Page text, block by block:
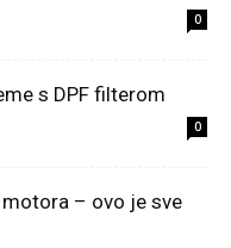
0
s DPF filterom
0
– ovo je sve